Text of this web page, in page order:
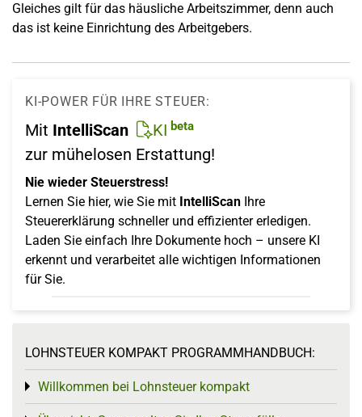
Gleiches gilt für das häusliche Arbeitszimmer, denn auch
das ist keine Einrichtung des Arbeitgebers.
KI-POWER FÜR IHRE STEUER:
Mit IntelliScan KI beta
zur mühelosen Erstattung!
Nie wieder Steuerstress!
Lernen Sie hier, wie Sie mit IntelliScan Ihre
Steuererklärung schneller und effizienter erledigen.
Laden Sie einfach Ihre Dokumente hoch – unsere KI
erkennt und verarbeitet alle wichtigen Informationen
für Sie.
LOHNSTEUER KOMPAKT PROGRAMMHANDBUCH:
Willkommen bei Lohnsteuer kompakt
Toggle menu